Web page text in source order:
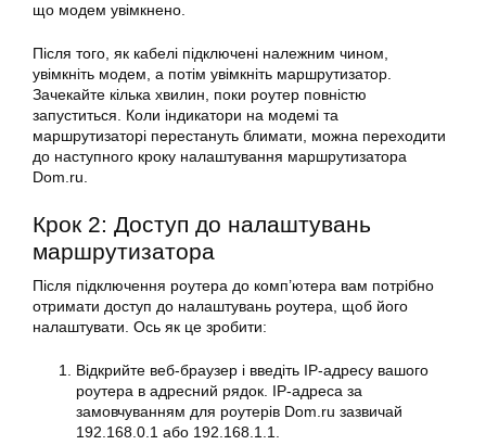
що модем увімкнено.
Після того, як кабелі підключені належним чином,
увімкніть модем, а потім увімкніть маршрутизатор.
Зачекайте кілька хвилин, поки роутер повністю
запуститься. Коли індикатори на модемі та
маршрутизаторі перестануть блимати, можна переходити
до наступного кроку налаштування маршрутизатора
Dom.ru.
Крок 2: Доступ до налаштувань
маршрутизатора
Після підключення роутера до комп’ютера вам потрібно
отримати доступ до налаштувань роутера, щоб його
налаштувати. Ось як це зробити:
Відкрийте веб-браузер і введіть IP-адресу вашого
роутера в адресний рядок. IP-адреса за
замовчуванням для роутерів Dom.ru зазвичай
192.168.0.1 або 192.168.1.1.